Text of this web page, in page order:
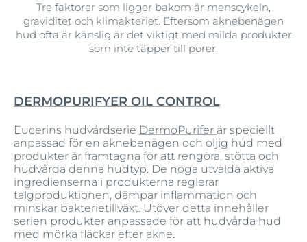
Tre faktorer som ligger bakom är menscykeln,
graviditet och klimakteriet. Eftersom aknebenägen
hud ofta är känslig är det viktigt med milda produkter
som inte täpper till porer.
DERMOPURIFYER OIL CONTROL
Eucerins hudvårdserie DermoPurifer är speciellt
anpassad för en aknebenägen och oljig hud med
produkter är framtagna för att rengöra, stötta och
hudvårda denna hudtyp. De noga utvalda aktiva
ingredienserna i produkterna reglerar
talgproduktionen, dämpar inflammation och
minskar bakterietillväxt. Utöver detta innehåller
serien produkter anpassade för att hudvårda hud
med mörka fläckar efter akne.